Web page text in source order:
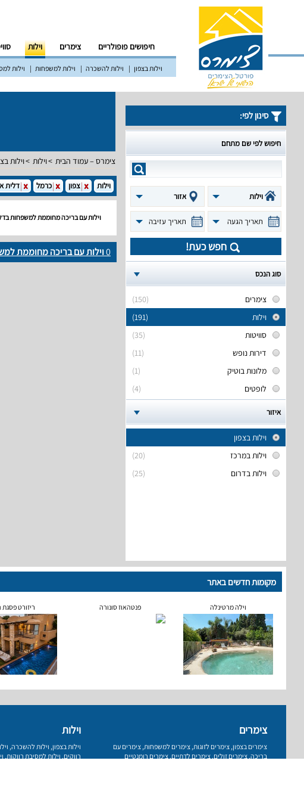
חיפושים פופולריים צימרים וילות
וילות בצפון וילות להשכרה וילות למשפחות וילות
צימרס – עמוד הבית וילות וילות
סינון לפי:
חיפוש לפי שם מתחם
וילות אזור
תאריך הגעה תאריך עזיבה
חפש כעת!
סוג הנכס
(150)
צימרים
(191)
וילות
(35)
סוויטות
(11)
דירות נופש
(1)
מלונות בוטיק
(4)
לופטים
איזור
וילות בצפון
(20)
וילות במרכז
(25)
וילות בדרום
וילות צפון כרמל דלית
וילות עם בריכה מחוממת למשפחות
0וילות עם בריכה מחוממת
מקומות חדשים באתר
וילה מרטינלה פנטהאוז סונורה ריזורט פסגת
צימרים
צימרים בצפון, צימרים לזוגות, צימרים למשפחות, צימרים עם
בריכה, צימרים זולים, צימרים לדתיים, צימרים רומנטיים
וילות
וילות בצפון, וילות להשכרה,
רווקים, וילות למסיבת רווקות,